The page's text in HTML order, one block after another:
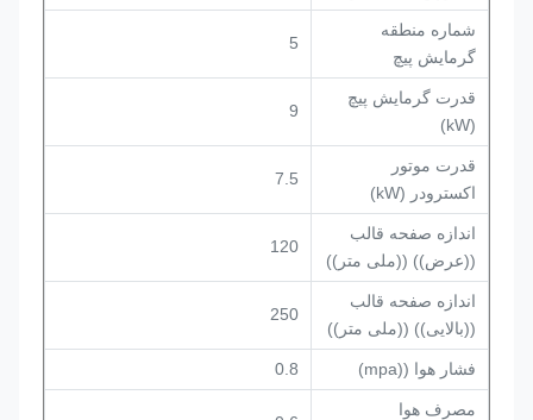
شماره منطقه
گرمایش پیچ
قدرت گرمایش پیچ
قدرت موتور
اکسترودر (kW)
اندازه صفحه قالب
((عرض)) ((ملی متر))
اندازه صفحه قالب
((بالایی)) ((ملی متر))
فشار هوا ((mpa)
مصرف هوا